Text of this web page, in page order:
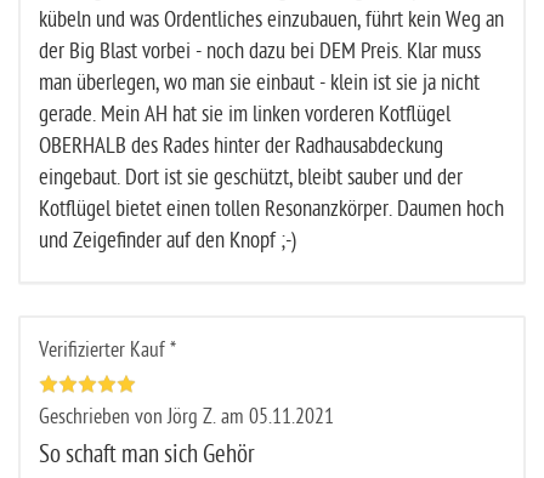
kübeln und was Ordentliches einzubauen, führt kein Weg an
der Big Blast vorbei - noch dazu bei DEM Preis. Klar muss
man überlegen, wo man sie einbaut - klein ist sie ja nicht
gerade. Mein AH hat sie im linken vorderen Kotflügel
OBERHALB des Rades hinter der Radhausabdeckung
eingebaut. Dort ist sie geschützt, bleibt sauber und der
Kotflügel bietet einen tollen Resonanzkörper. Daumen hoch
und Zeigefinder auf den Knopf ;-)
Verifizierter Kauf *
Geschrieben von Jörg Z. am 05.11.2021
So schaft man sich Gehör